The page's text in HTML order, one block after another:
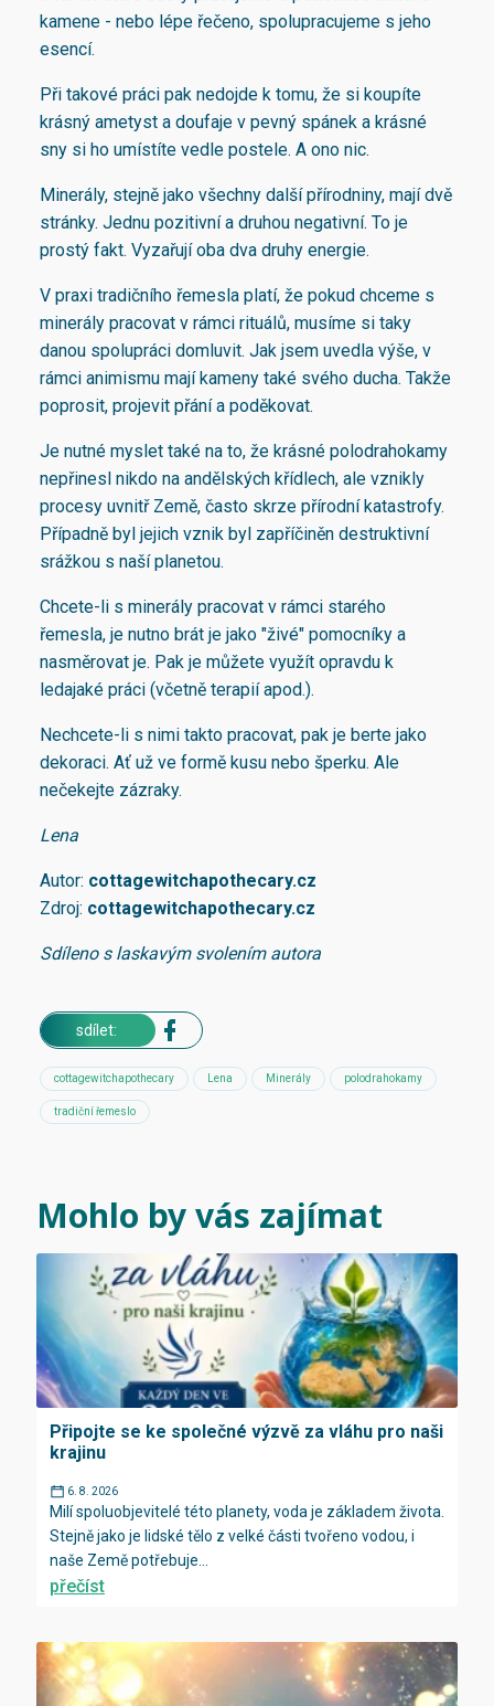
kamene - nebo lépe řečeno, spolupracujeme s jeho
esencí.
Při takové práci pak nedojde k tomu, že si koupíte
krásný ametyst a doufaje v pevný spánek a krásné
sny si ho umístíte vedle postele. A ono nic.
Minerály, stejně jako všechny další přírodniny, mají dvě
stránky. Jednu pozitivní a druhou negativní. To je
prostý fakt. Vyzařují oba dva druhy energie.
V praxi tradičního řemesla platí, že pokud chceme s
minerály pracovat v rámci rituálů, musíme si taky
danou spolupráci domluvit. Jak jsem uvedla výše, v
rámci animismu mají kameny také svého ducha. Takže
poprosit, projevit přání a poděkovat.
Je nutné myslet také na to, že krásné polodrahokamy
nepřinesl nikdo na andělských křídlech, ale vznikly
procesy uvnitř Země, často skrze přírodní katastrofy.
Případně byl jejich vznik byl zapříčiněn destruktivní
srážkou s naší planetou.
Chcete-li s minerály pracovat v rámci starého
řemesla, je nutno brát je jako "živé" pomocníky a
nasměrovat je. Pak je můžete využít opravdu k
ledajaké práci (včetně terapií apod.).
Nechcete-li s nimi takto pracovat, pak je berte jako
dekoraci. Ať už ve formě kusu nebo šperku. Ale
nečekejte zázraky.
Lena
Autor: cottagewitchapothecary.cz
Zdroj: cottagewitchapothecary.cz
Sdíleno s laskavým svolením autora
sdílet:
cottagewitchapothecary Lena Minerály polodrahokamy
tradiční řemeslo
Mohlo by vás zajímat
Připojte se ke společné výzvě za vláhu pro naši
krajinu
6. 8. 2026
Milí spoluobjevitelé této planety, voda je základem života.
Stejně jako je lidské tělo z velké části tvořeno vodou, i
naše Země potřebuje...
přečíst